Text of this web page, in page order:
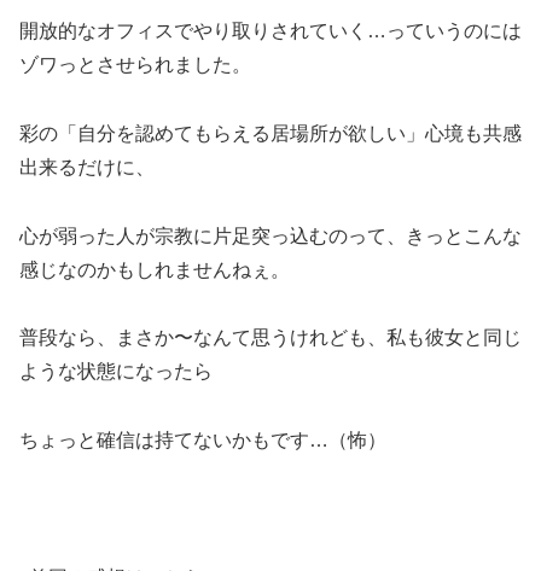
開放的なオフィスでやり取りされていく…っていうのには
ゾワっとさせられました。
彩の「自分を認めてもらえる居場所が欲しい」心境も共感
出来るだけに、
心が弱った人が宗教に片足突っ込むのって、きっとこんな
感じなのかもしれませんねぇ。
普段なら、まさか〜なんて思うけれども、私も彼女と同じ
ような状態になったら
ちょっと確信は持てないかもです…（怖）